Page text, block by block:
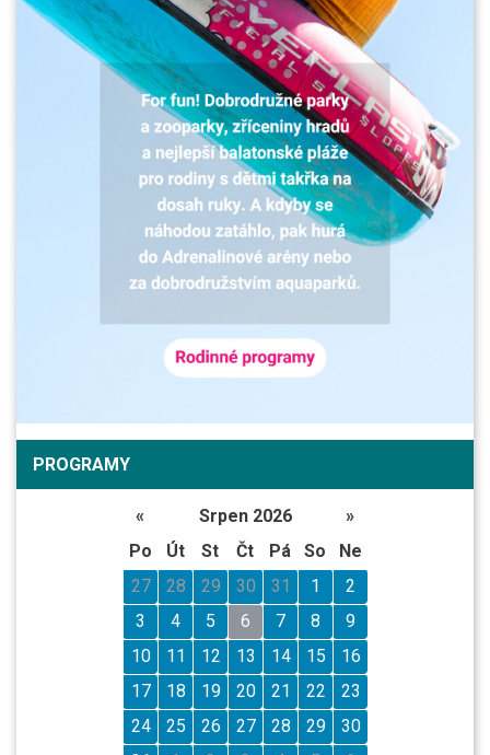
PROGRAMY
« Srpen 2026
»
Po
Út St Čt Pá So
Ne
27
28 29 30 31 1
2
3
4 5 6 7 8
9
10
11 12 13 14 15
16
17
18 19 20 21 22
23
24
25 26 27 28 29
30